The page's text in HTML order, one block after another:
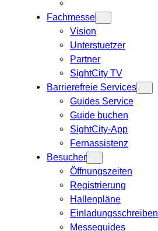
Fachmesse
Vision
Unterstuetzer
Partner
SightCity TV
Barrierefreie Services
Guides Service
Guide buchen
SightCity-App
Fernassistenz
Besucher
Öffnungszeiten
Registrierung
Hallenpläne
Einladungsschreiben
Messeguides